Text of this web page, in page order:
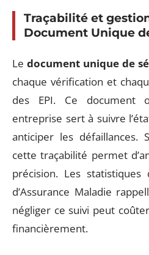
Traçabilité et
Document Unique
Le document unique de
chaque vérification et
des EPI. Ce document
entreprise sert à suivre
anticiper les défaillances.
cette traçabilité permet
précision. Les statistiques
d’Assurance Maladie
négliger ce suivi peut
financièrement.